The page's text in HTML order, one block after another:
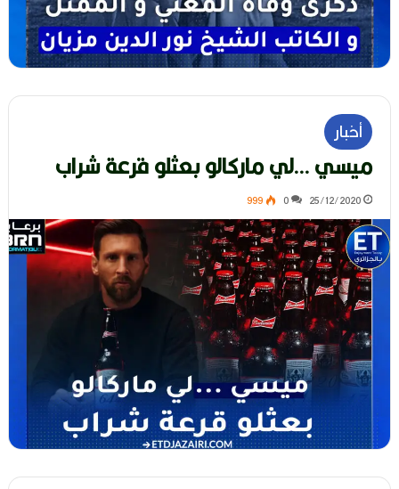
أخبار
ميسي …لي ماركالو بعثلو قرعة شراب
25/12/2020
0
999